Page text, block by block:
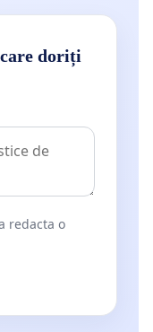
doriți
redacta o